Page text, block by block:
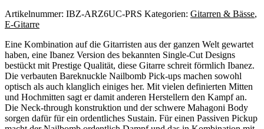
Artikelnummer: IBZ-ARZ6UC-PRS Kategorien: Gitarren & Bässe,
E-Gitarre
Eine Kombination auf die Gitarristen aus der ganzen Welt gewartet
haben, eine Ibanez Version des bekannten Single-Cut Designs
bestückt mit Prestige Qualität, diese Gitarre schreit förmlich Ibanez.
Die verbauten Bareknuckle Nailbomb Pick-ups machen sowohl
optisch als auch klanglich einiges her. Mit vielen definierten Mitten
und Hochmitten sagt er damit anderen Herstellern den Kampf an.
Die Neck-through konstruktion und der schwere Mahagoni Body
sorgen dafür für ein ordentliches Sustain. Für einen Passiven Pickup